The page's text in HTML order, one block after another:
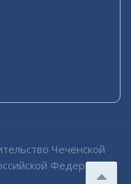
Чеченской
Федерации